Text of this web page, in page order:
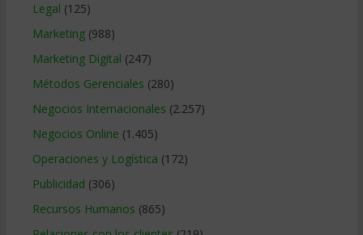
Legal (125)
Marketing(988)
Marketing Digital (247)
Métodos Gerenciales (280)
Negocios Internacionales (2.257)
Negocios Online (1.405)
Operaciones y Logística (172)
Publicidad (306)
Recursos Humanos (865)